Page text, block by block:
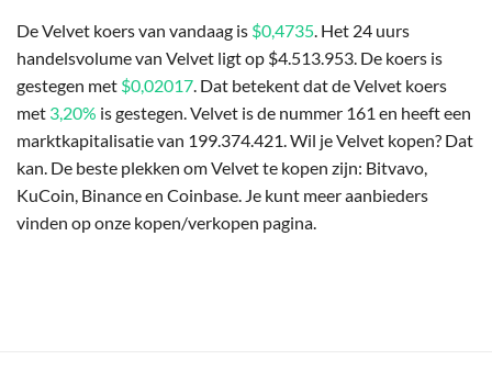
De Velvet koers van vandaag is $0,4735. Het 24 uurs
handelsvolume van Velvet ligt op $4.513.953. De koers is
gestegen met $0,02017. Dat betekent dat de Velvet koers
met 3,20% is gestegen. Velvet is de nummer 161 en heeft een
marktkapitalisatie van 199.374.421. Wil je Velvet kopen? Dat
kan. De beste plekken om Velvet te kopen zijn: Bitvavo,
KuCoin, Binance en Coinbase. Je kunt meer aanbieders
vinden op onze kopen/verkopen pagina.